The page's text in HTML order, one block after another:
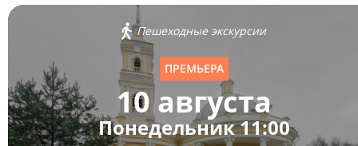
Пешеходные экскурсии
ПРЕМЬЕРА
10 августа
Понедельник 11:00